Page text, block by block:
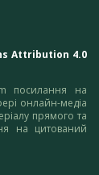
Attribution 4.0
посилання на
онлайн-медіа
прямого та
на цитований